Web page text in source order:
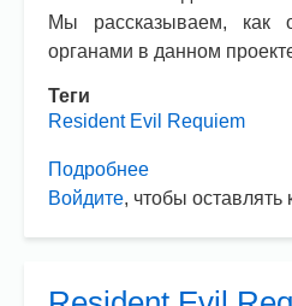
Мы рассказываем, как
органами в данном
Теги
Resident Evil Requiem
Подробнее
Resident
Войдите, чтобы оставлять